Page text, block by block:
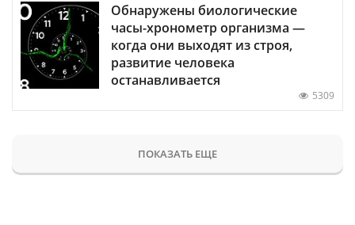
Обнаружены биологические
часы-хронометр организма —
когда они выходят из строя,
развитие человека
останавливается
5309
ПОКАЗАТЬ ЕЩЕ